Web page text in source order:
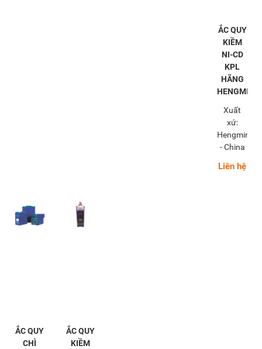
ẮC QUY
KIỀM
NI-CD
KPL
HÃNG
HENGMING
Xuất
xứ:
Hengming
- China
Liên hệ
ẮC QUY
CHÌ
ẮC QUY
KIỀM